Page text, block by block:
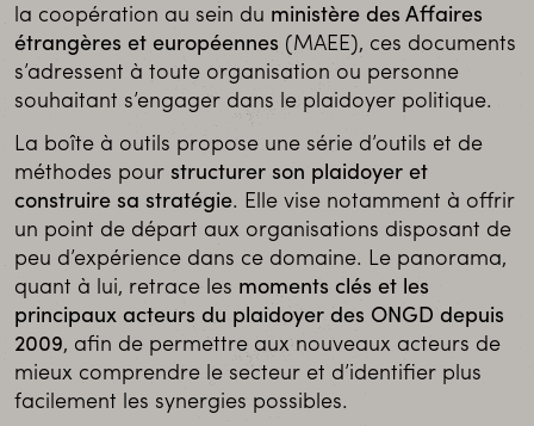
la coopération au sein du ministère des Affaires
étrangères et européennes (MAEE), ces documents
s’adressent à toute organisation ou personne
souhaitant s’engager dans le plaidoyer politique.
La boîte à outils propose une série d’outils et de
méthodes pour structurer son plaidoyer et
construire sa stratégie. Elle vise notamment à offrir
un point de départ aux organisations disposant de
peu d’expérience dans ce domaine. Le panorama,
quant à lui, retrace les moments clés et les
principaux acteurs du plaidoyer des ONGD depuis
2009, afin de permettre aux nouveaux acteurs de
mieux comprendre le secteur et d’identifier plus
facilement les synergies possibles.